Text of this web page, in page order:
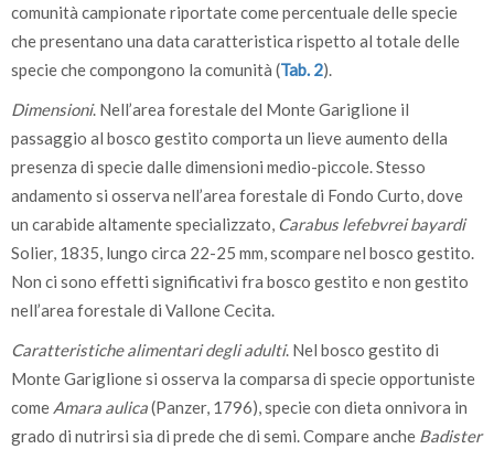
comunità campionate riportate come percentuale delle specie
che presentano una data caratteristica rispetto al totale delle
specie che compongono la comunità (Tab. 2).
Dimensioni. Nell’area forestale del Monte Gariglione il
passaggio al bosco gestito comporta un lieve aumento della
presenza di specie dalle dimensioni medio-piccole. Stesso
andamento si osserva nell’area forestale di Fondo Curto, dove
un carabide altamente specializzato, Carabus lefebvrei bayardi
Solier, 1835, lungo circa 22-25 mm, scompare nel bosco gestito.
Non ci sono effetti significativi fra bosco gestito e non gestito
nell’area forestale di Vallone Cecita.
Caratteristiche alimentari degli adulti. Nel bosco gestito di
Monte Gariglione si osserva la comparsa di specie opportuniste
come Amara aulica(Panzer, 1796), specie con dieta onnivora in
grado di nutrirsi sia di prede che di semi. Compare anche Badister